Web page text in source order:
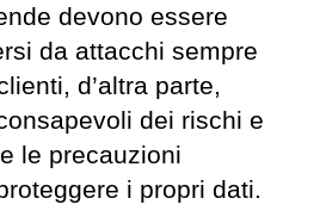
devono essere
da attacchi sempre
d’altra parte,
dei rischi e
le precauzioni
i propri dati.